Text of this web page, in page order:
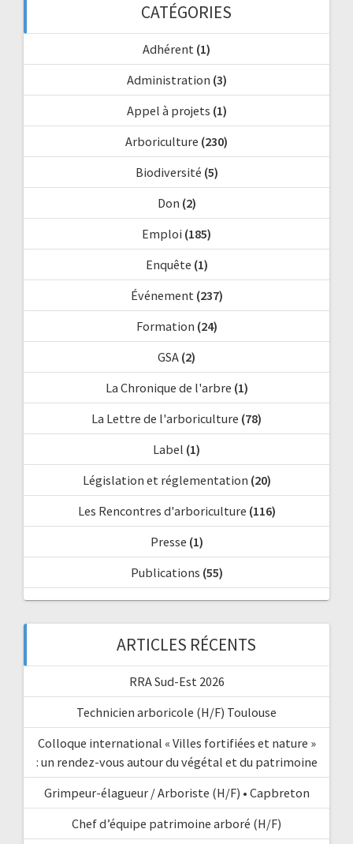
CATÉGORIES
Adhérent (1)
Administration (3)
Appel à projets (1)
Arboriculture (230)
Biodiversité (5)
Don (2)
Emploi (185)
Enquête (1)
Événement (237)
Formation (24)
GSA (2)
La Chronique de l'arbre (1)
La Lettre de l'arboriculture (78)
Label (1)
Législation et réglementation (20)
Les Rencontres d'arboriculture (116)
Presse (1)
Publications (55)
ARTICLES RÉCENTS
RRA Sud-Est 2026
Technicien arboricole (H/F) Toulouse
Colloque international « Villes fortifiées et nature »
: un rendez-vous autour du végétal et du patrimoine
Grimpeur-élagueur / Arboriste (H/F) • Capbreton
Chef d’équipe patrimoine arboré (H/F)